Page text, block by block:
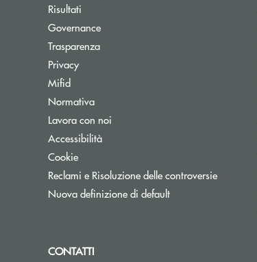
Risultati
Governance
Trasparenza
Privacy
Mifid
Normativa
Lavora con noi
Accessibilità
Cookie
Reclami e Risoluzione delle controversie
Nuova definizione di default
CONTATTI